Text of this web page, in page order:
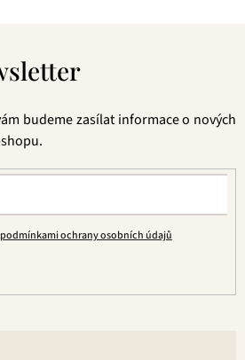
budeme zasílat informace o nových
podmínkami ochrany osobních údajů